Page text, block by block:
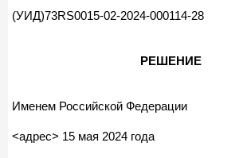
(УИД)73RS0015-02-2024-000114-28
РЕШЕНИЕ
Именем Российской Федерации
<адрес> 15 мая 2024 года